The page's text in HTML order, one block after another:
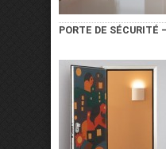
PORTE DE SÉCURITÉ